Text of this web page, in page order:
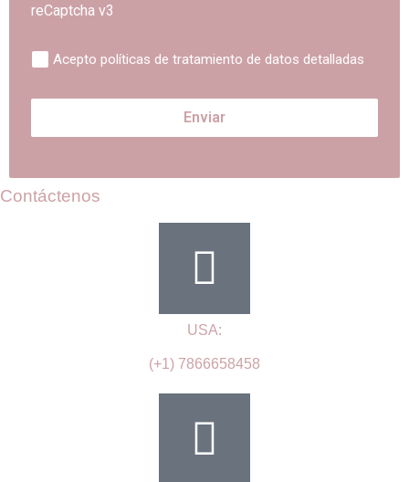
reCaptcha v3
Acepto políticas de tratamiento de datos detalladas
Enviar
Contáctenos
USA:
(+1) 7866658458